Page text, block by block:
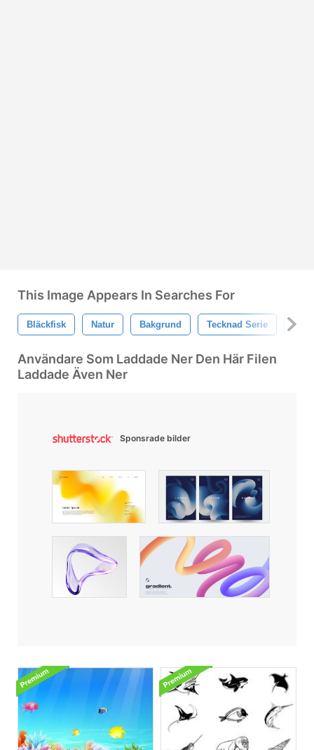
This Image Appears In Searches For
Bläckfisk Natur Bakgrund Tecknad Serie
Användare Som Laddade Ner Den Här Filen
Laddade Även Ner
Sponsrade bilder